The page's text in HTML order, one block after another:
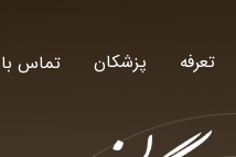
تعرفه پزشکان تماس